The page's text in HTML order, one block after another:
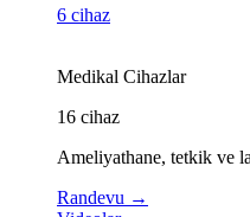
6 cihaz
Medikal Cihazlar
16 cihaz
Ameliyathane, tetkik ve
Randevu →